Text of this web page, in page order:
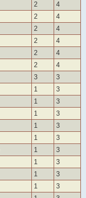
2
4
2
4
2
4
2
4
2
4
2
4
3
3
1
3
1
3
1
3
1
3
1
3
1
3
1
3
1
3
1
3